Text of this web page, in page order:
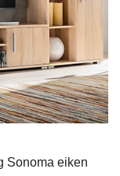
Sonoma eiken